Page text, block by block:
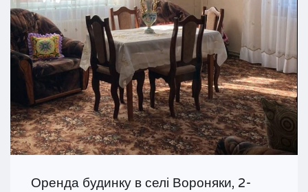
Оренда будинку в селі Вороняки, 2-